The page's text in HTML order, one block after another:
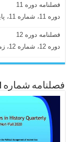
فصلنامه دوره 11
دوره 11، شماره 11، پاییز 1402
فصلنامه دوره 12
دوره 12، شماره 12، زمستان 1402
فصلنامه شماره 1